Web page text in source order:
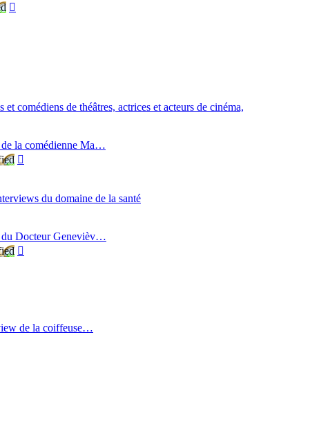
comédiens de théâtres, actrices et acteurs de cinéma,
la comédienne Ma…
message
du domaine de la santé
Docteur Genevièv…
de la coiffeuse…